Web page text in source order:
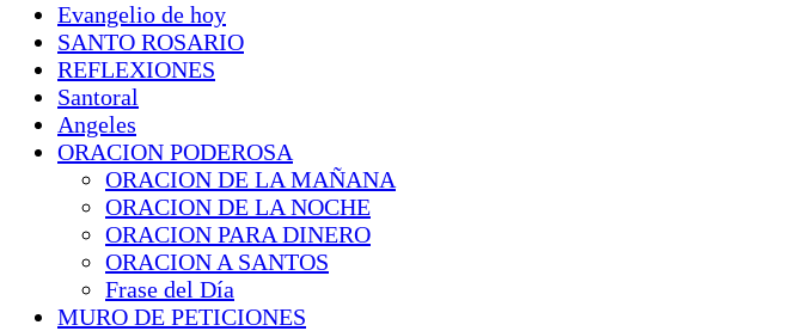
Evangelio de hoy
SANTO ROSARIO
REFLEXIONES
Santoral
Angeles
ORACION PODEROSA
ORACION DE LA MAÑANA
ORACION DE LA NOCHE
ORACION PARA DINERO
ORACION A SANTOS
Frase del Día
MURO DE PETICIONES